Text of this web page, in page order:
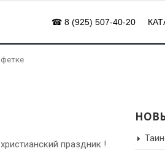
☎ 8 (925) 507-40-20
праздник !